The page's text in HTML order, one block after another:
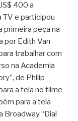
400 a
TV e participou
primeira peça na
por Edith Van
trabalhar com
na Academia
de Philip
a tela no filme
para a tela
Broadway “Dial